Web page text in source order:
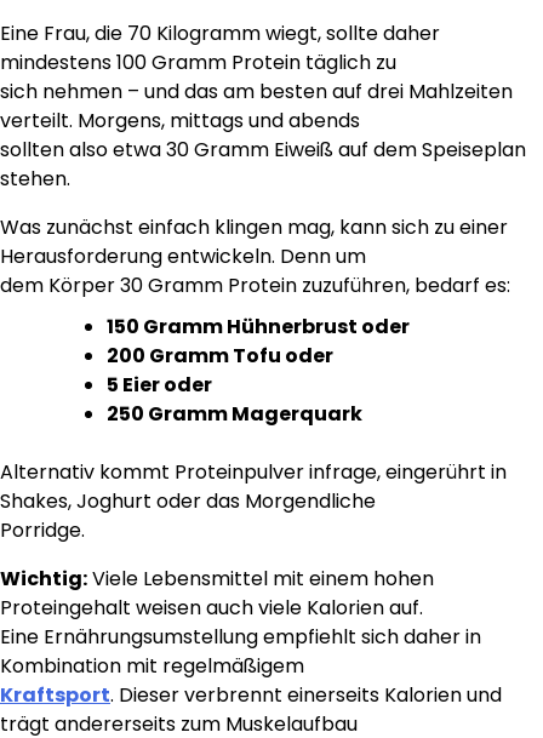
Eine Frau, die 70 Kilogramm wiegt, sollte daher
mindestens 100 Gramm Protein täglich zu
sich nehmen – und das am besten auf drei Mahlzeiten
verteilt. Morgens, mittags und abends
sollten also etwa 30 Gramm Eiweiß auf dem Speiseplan
stehen.
Was zunächst einfach klingen mag, kann sich zu einer
Herausforderung entwickeln. Denn um
dem Körper 30 Gramm Protein zuzuführen, bedarf es:
150 Gramm Hühnerbrust oder
200 Gramm Tofu oder
5 Eier oder
250 Gramm Magerquark
Alternativ kommt Proteinpulver infrage, eingerührt in
Shakes, Joghurt oder das Morgendliche
Porridge.
Wichtig:Viele Lebensmittel mit einem hohen
Proteingehalt weisen auch viele Kalorien auf.
Eine Ernährungsumstellung empfiehlt sich daher in
Kombination mit regelmäßigem
Kraftsport. Dieser verbrennt einerseits Kalorien und
trägt andererseits zum Muskelaufbau